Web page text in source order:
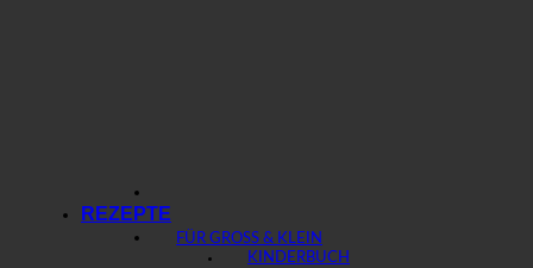
REZEPTE
FÜR GROSS & KLEIN
KINDERBUCH